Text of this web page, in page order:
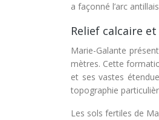
a façonné l’arc
Relief calcaire
Marie-Galante
mètres. Cette
et ses vastes
topographie
Les sols fertiles de